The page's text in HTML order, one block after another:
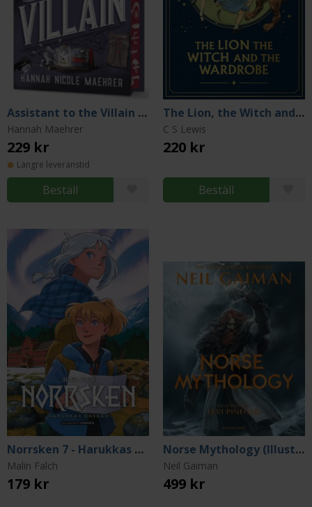
Assistant to the Villain (Special Edition)
Hannah Maehrer
229 kr
Längre leveranstid
Beställ
The Lion, the Witch and the Wardrobe (75th Anniversary Edition)
C S Lewis
220 kr
Beställ
Norrsken 7 - Harukkas önskan
Malin Falch
179 kr
Norse Mythology (Illustrated Edition)
Neil Gaiman
499 kr